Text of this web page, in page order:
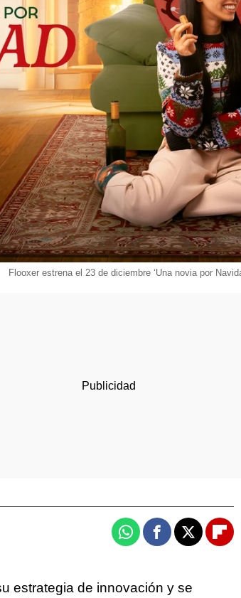
Flooxer estrena el 23 de diciembre ‘Una novia por
WhatsappFacebook
X
estrategia de innovación y se